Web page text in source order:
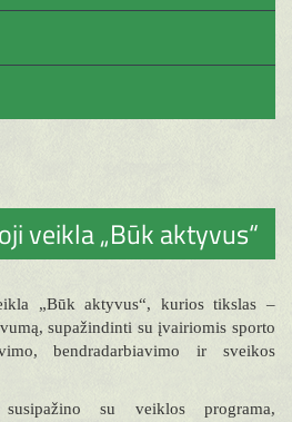
veikla „Būk aktyvus“
„Būk aktyvus“, kurios tikslas –
supažindinti su įvairiomis sporto
bendradarbiavimo ir sveikos
su veiklos programa,